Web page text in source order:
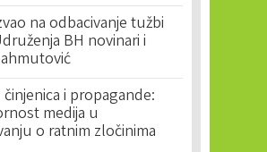
na odbacivanje tužbi
BH novinari i
i propagande:
medija u
o ratnim zločinima